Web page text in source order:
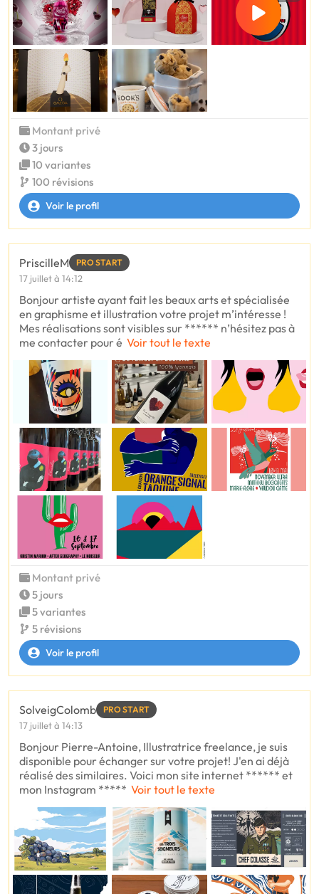
Montant privé
3 jours
10 variantes
100 révisions
Voir le profil
PriscilleM PRO START
17 juillet à 14:12
Bonjour artiste ayant fait les beaux arts et spécialisée
en graphisme et illustration votre projet m’intéresse !
Mes réalisations sont visibles sur ****** n’hésitez pas à
me contacter pour é Voir tout le texte
Montant privé
5 jours
5 variantes
5 révisions
Voir le profil
SolveigColomb PRO START
17 juillet à 14:13
Bonjour Pierre-Antoine, Illustratrice freelance, je suis
disponible pour échanger sur votre projet! J'en ai déjà
réalisé des similaires. Voici mon site internet ****** et
mon Instagram ***** Voir tout le texte